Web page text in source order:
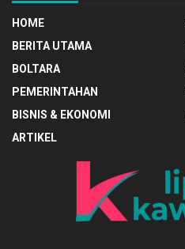
HOME
BERITA UTAMA
BOLTARA
PEMERINTAHAN
BISNIS & EKONOMI
ARTIKEL